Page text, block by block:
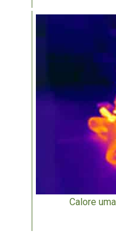
Calore